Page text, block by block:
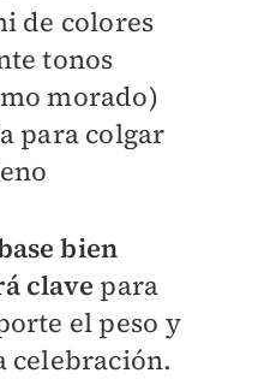
de colores
tonos
morado)
para colgar
bien
clave para
el peso y
celebración.